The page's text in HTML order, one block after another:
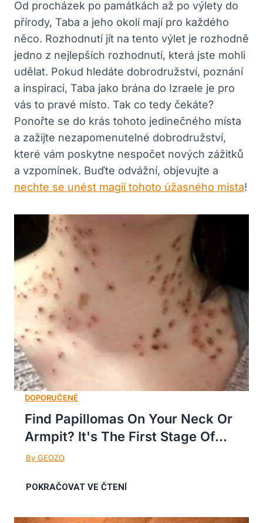
Od procházek po památkách až po výlety do
přírody, Taba a jeho okolí mají pro každého
něco. Rozhodnutí jít na tento výlet je rozhodně
jedno z nejlepších rozhodnutí, která jste mohli
udělat. Pokud hledáte dobrodružství, poznání
a inspiraci, Taba jako brána do Izraele je pro
vás to pravé místo. Tak co tedy čekáte?
Ponořte se do krás tohoto jedinečného místa
a zažijte nezapomenutelné dobrodružství,
které vám poskytne nespočet nových zážitků
a vzpomínek. Buďte odvážní, objevujte a
nechte se unést magií tohoto úžasného místa!
Find Papillomas On Your Neck Or
Armpit? It's The First Stage Of...